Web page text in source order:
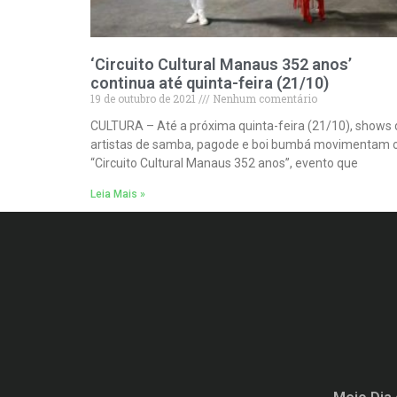
‘Circuito Cultural Manaus 352 anos’
continua até quinta-feira (21/10)
19 de outubro de 2021
Nenhum comentário
CULTURA – Até a próxima quinta-feira (21/10), shows
artistas de samba, pagode e boi bumbá movimentam
“Circuito Cultural Manaus 352 anos”, evento que
Leia Mais »